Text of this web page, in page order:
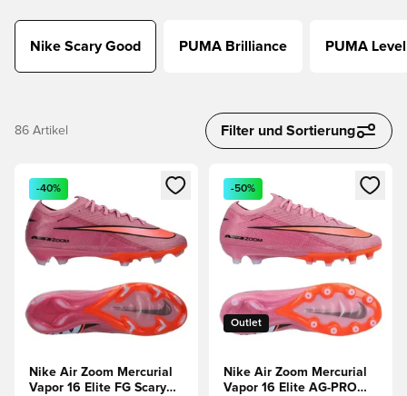
Nike Scary Good PUMA Brilliance PUMA
86 Artikel Filter und Sortierung
Öffnet ein neues Fenster zum Anmelden oder Registrieren
-40%
Nike Air Zoom Mercurial
Vapor 16 Elite FG Scary
Öffnet ein neues Fenster
Outlet
-50%
Nike Air Zoom Mercurial
Vapor 16 Elite AG-PRO